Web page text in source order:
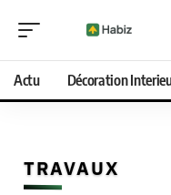
Actu Décoration
TRAVAUX